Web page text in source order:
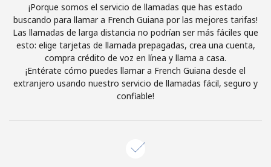
Únete
¡Hola!
¡Porque somos el servicio de llamadas que has estado
buscando para llamar a French Guiana por las mejores tarifas!
Las llamadas de larga distancia no podrían ser más fáciles que
esto: elige tarjetas de llamada prepagadas, crea una cuenta,
compra crédito de voz en línea y llama a casa.
¡Entérate cómo puedes llamar a French Guiana desde el
extranjero usando nuestro servicio de llamadas fácil, seguro y
confiable!